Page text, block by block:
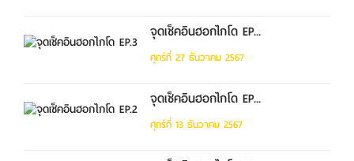
จุดเช็คอินฮอกไกโด EP...
ศุกร์ที่ 27 ธันวาคม 2567
จุดเช็คอินฮอกไกโด EP...
ศุกร์ที่ 13 ธันวาคม 2567